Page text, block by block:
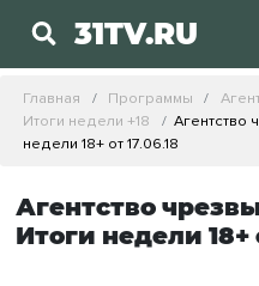
31TV.RU
Главная Программы
Итоги недели +18
Агентство
недели 18+ от 17.06.18
Агентство
Итоги недели 18+